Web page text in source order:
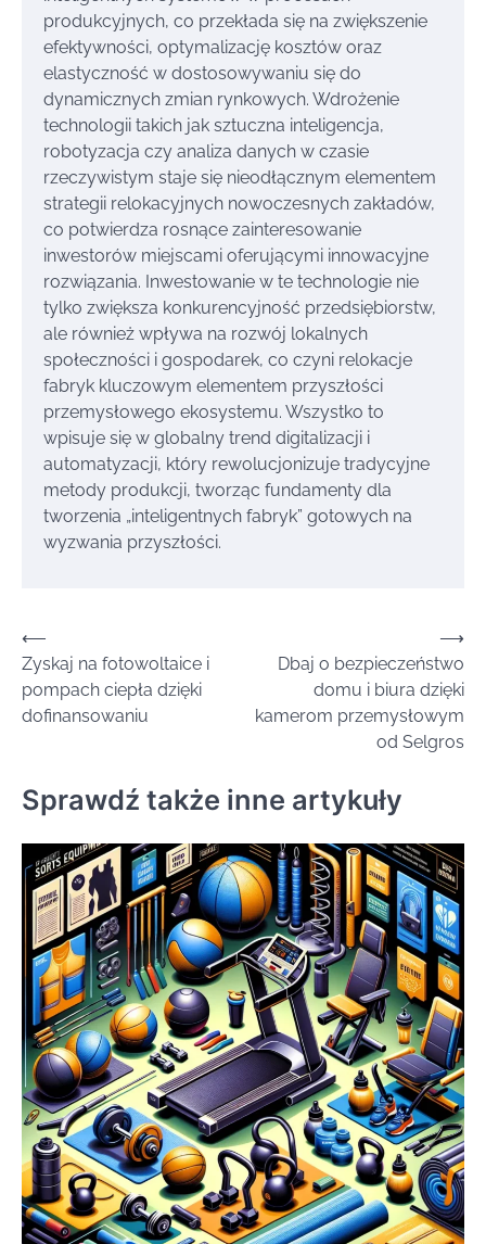
produkcyjnych, co przekłada się na zwiększenie
efektywności, optymalizację kosztów oraz
elastyczność w dostosowywaniu się do
dynamicznych zmian rynkowych. Wdrożenie
technologii takich jak sztuczna inteligencja,
robotyzacja czy analiza danych w czasie
rzeczywistym staje się nieodłącznym elementem
strategii relokacyjnych nowoczesnych zakładów,
co potwierdza rosnące zainteresowanie
inwestorów miejscami oferującymi innowacyjne
rozwiązania. Inwestowanie w te technologie nie
tylko zwiększa konkurencyjność przedsiębiorstw,
ale również wpływa na rozwój lokalnych
społeczności i gospodarek, co czyni relokacje
fabryk kluczowym elementem przyszłości
przemysłowego ekosystemu. Wszystko to
wpisuje się w globalny trend digitalizacji i
automatyzacji, który rewolucjonizuje tradycyjne
metody produkcji, tworząc fundamenty dla
tworzenia „inteligentnych fabryk” gotowych na
wyzwania przyszłości.
Nawigacja
wpisu
⟵
Zyskaj na fotowoltaice i
pompach ciepła dzięki
dofinansowaniu
Dbaj o bezpieczeństwo
domu i biura dzięki
kamerom przemysłowym
od Selgros
⟶
Sprawdź także inne artykuły